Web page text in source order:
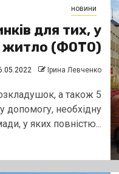
новини
для тих, у
житло (ФОТО)
Ірина Левченко
а також 5
допомогу, необхідну
у яких повністю...